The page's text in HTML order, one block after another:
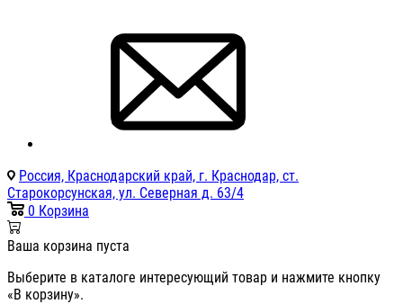
Россия, Краснодарский край, г. Краснодар, ст.
Старокорсунская, ул. Северная д. 63/4
0 Корзина
Ваша корзина пуста
Выберите в каталоге интересующий товар и нажмите кнопку
«В корзину».